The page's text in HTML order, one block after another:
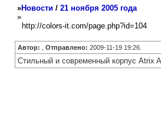
»Новости/ 21 ноября 2005 года
»
http://colors-it.com/page.php?id=104
Автор: Отправлено: 2009-11-19 19:26.
Стильный и современный корпус Atrix